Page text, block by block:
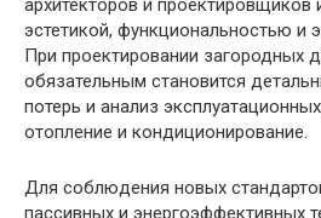
архитекторов и
эстетикой, функциональностью и
При проектировании загородных
обязательным становится
потерь и анализ
отопление и кондиционирование.
Для соблюдения новых
пассивных и энергоэффективных